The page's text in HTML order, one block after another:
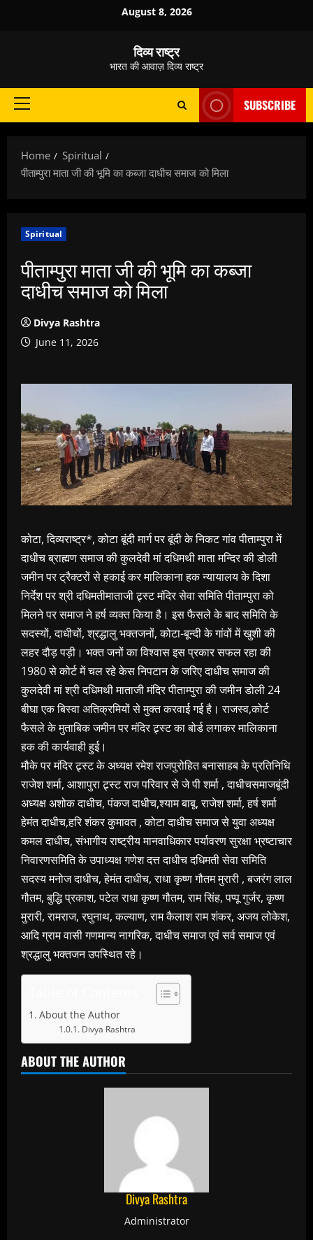
August 8, 2026
दिव्य राष्ट्र
भारत की आवाज़ दिव्य राष्ट्र
Primary
SUBSCRIBE
Home
Spiritual
पीताम्पुरा माता जी की भूमि का कब्जा दाधीच समाज को मिला
Spiritual
पीताम्पुरा माता जी की भूमि का कब्जा
दाधीच समाज को मिला
Divya Rashtra
June 11, 2026
कोटा, दिव्यराष्ट्र*, कोटा बूंदी मार्ग पर बूंदी के निकट गांव पीताम्पुरा में
दाधीच ब्राह्मण समाज की कुलदेवी मां दधिमथी माता मन्दिर की डोली
जमीन पर ट्रैक्टरों से हकाई कर मालिकाना हक न्यायालय के दिशा
निर्देश पर श्री दधिमतीमाताजी ट्र्स्ट मंदिर सेवा समिति पीताम्पुरा को
मिलने पर समाज ने हर्ष व्यक्त किया है। इस फैसले के बाद समिति के
सदस्यों, दाधीचों, श्रद्धालु भक्तजनों, कोटा-बून्दी के गांवों में खुशी की
लहर दौड़ पड़ी। भक्त जनों का विश्वास इस प्रकार सफल रहा की
1980 से कोर्ट में चल रहे केस निपटान के जरिए दाधीच समाज की
कुलदेवी मां श्री दधिमथी माताजी मंदिर पीताम्पुरा की जमीन डोली 24
बीघा एक बिस्वा अतिक्रमियों से मुक्त करवाई गई है। राजस्व,कोर्ट
फैसले के मुताबिक जमीन पर मंदिर ट्र्स्ट का बोर्ड लगाकर मालिकाना
हक की कार्यवाही हुई।
मौके पर मंदिर ट्र्स्ट के अध्यक्ष रमेश राजपुरोहित बनासाहब के प्रतिनिधि
राजेश शर्मा, आशापुरा ट्र्स्ट राज परिवार से जे पी शर्मा , दाधीचसमाजबूंदी
अध्यक्ष अशोक दाधीच, पंकज दाधीच,श्याम बाबू, राजेश शर्मा, हर्ष शर्मा
हेमंत दाधीच,हरि शंकर कुमावत , कोटा दाधीच समाज से युवा अध्यक्ष
कमल दाधीच, संभागीय राष्ट्रीय मानवाधिकार पर्यावरण सुरक्षा भ्रष्टाचार
निवारणसमिति के उपाध्यक्ष गणेश दत्त दाधीच दधिमती सेवा समिति
सदस्य मनोज दाधीच, हेमंत दाधीच, राधा कृष्ण गौतम मुरारी , बजरंग लाल
गौतम, बुद्धि प्रकाश, पटेल राधा कृष्ण गौतम, राम सिंह, पप्पू गुर्जर, कृष्ण
मुरारी, रामराज, रघुनाथ, कल्याण, राम कैलाश राम शंकर, अजय लोकेश,
आदि ग्राम वासी गणमान्य नागरिक, दाधीच समाज एवं सर्व समाज एवं
श्रद्धालु भक्तजन उपस्थित रहे।
About the Author
Divya Rashtra
ABOUT THE AUTHOR
Divya Rashtra
Administrator